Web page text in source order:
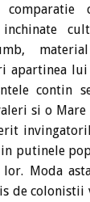
comparatie
inchinate
apartinea lui
contin
si o
putinele
Moda
de colonistii